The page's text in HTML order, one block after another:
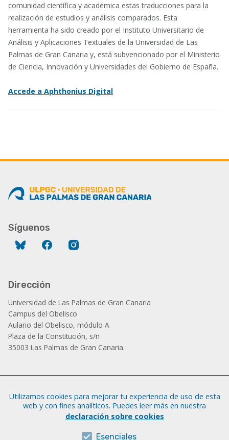
comunidad científica y académica estas traducciones para la
realización de estudios y análisis comparados. Esta
herramienta ha sido creado por el Instituto Universitario de
Análisis y Aplicaciones Textuales de la Universidad de Las
Palmas de Gran Canaria y, está subvencionado por el Ministerio
de Ciencia, Innovación y Universidades del Gobierno de España.
Accede a Aphthonius Digital
Síguenos
Bluesky Facebook
Dirección
Universidad de Las Palmas de Gran Canaria
Campus del Obelisco
Aulario del Obelisco, módulo A
Plaza de la Constitución, s/n
35003 Las Palmas de Gran Canaria.
Tfno.: +34 928 452 771 / 452 787
Fax: +34 928 451 701
Utilizamos cookies para mejorar tu experiencia de uso de esta
web y con fines analíticos. Puedes leer más en nuestra
declaración sobre cookies
Esenciales